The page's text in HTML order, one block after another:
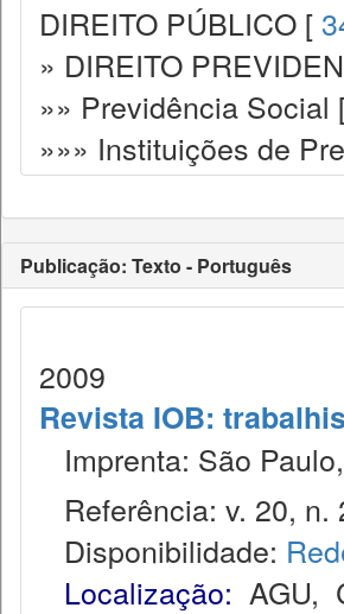
DIREITO PÚBLICO [
» DIREITO
»» Previdência Social
»»» Instituições de
Publicação: Texto - Português
2009
Revista IOB:
Imprenta: São
Referência: v. 20, n.
Disponibilidade:
Localização: AGU,